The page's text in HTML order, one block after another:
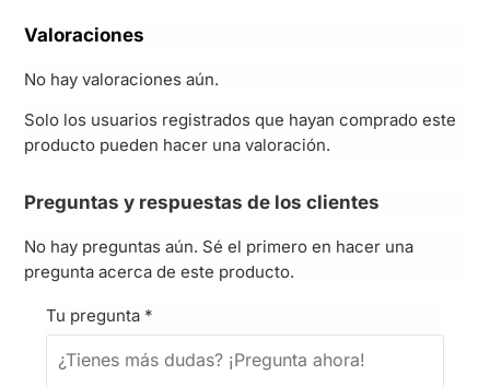
Valoraciones
No hay valoraciones aún.
Solo los usuarios registrados que hayan comprado este
producto pueden hacer una valoración.
Preguntas y respuestas de los clientes
No hay preguntas aún. Sé el primero en hacer una
pregunta acerca de este producto.
Tu pregunta *